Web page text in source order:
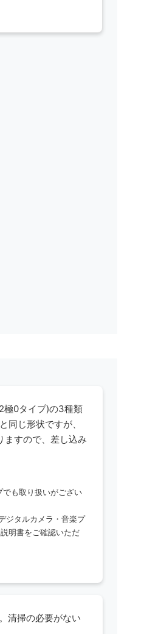
極0タイプ)の3種類
同じ形状ですが、
ますので、差し込み
も取り扱いがござい
ジタルカメラ・音楽プ
明書をご確認いただ
清掃の必要がない